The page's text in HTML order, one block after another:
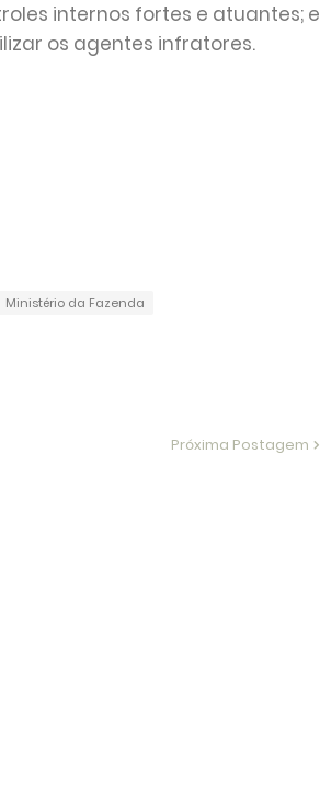
internos fortes e atuantes; e
os agentes infratores.
Ministério da Fazenda
Próxima Postagem